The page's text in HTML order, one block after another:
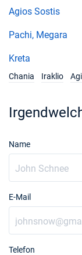
Agios Sostis
Pachi, Megara
Kreta
Chania
Iraklio
Name
E-Mail
Telefon